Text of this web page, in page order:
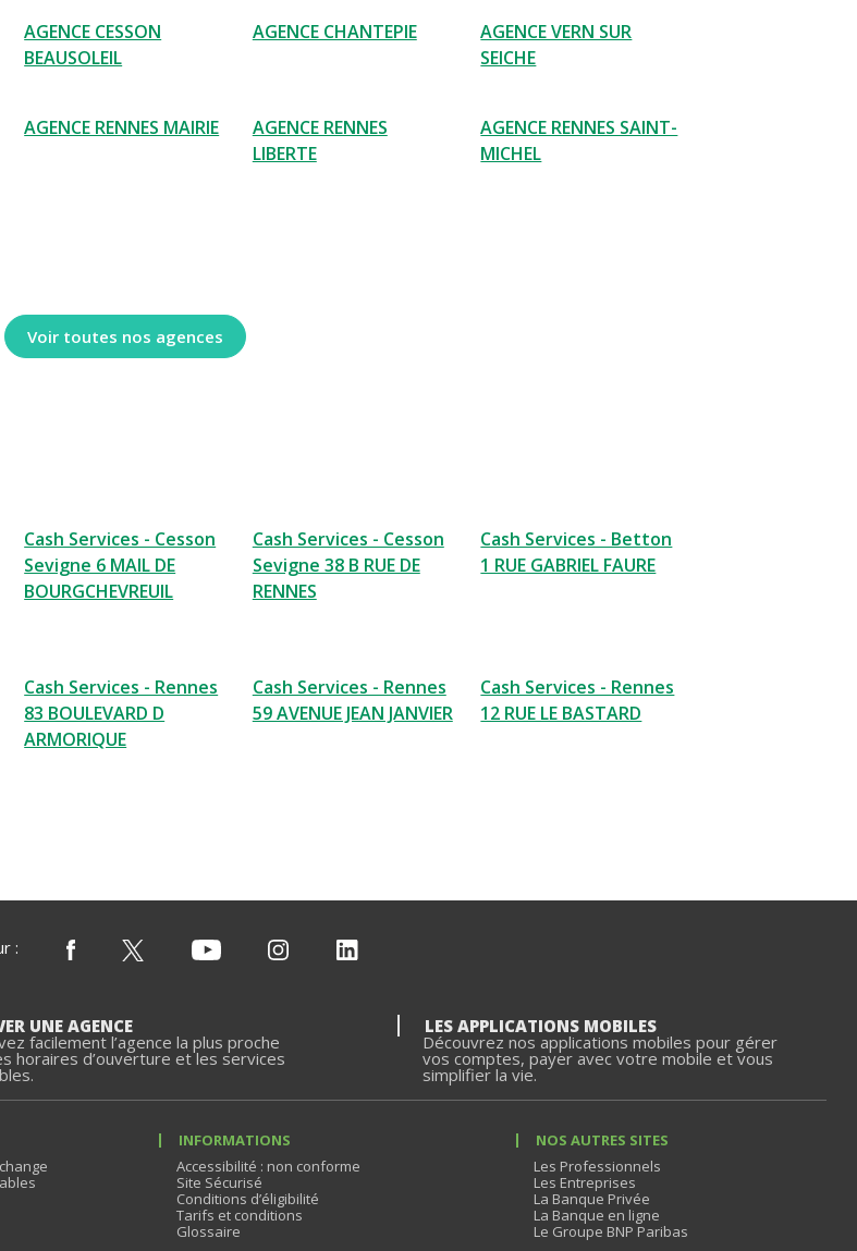
AGENCE CESSON
BEAUSOLEIL
AGENCE CHANTEPIE
AGENCE VERN SUR
SEICHE
AGENCE RENNES MAIRIE
AGENCE RENNES
LIBERTE
AGENCE RENNES SAINT-
MICHEL
Voir toutes nos agences
Cash Services - Cesson
Sevigne 6 MAIL DE
BOURGCHEVREUIL
Cash Services - Cesson
Sevigne 38 B RUE DE
RENNES
Cash Services - Betton
1 RUE GABRIEL FAURE
Cash Services - Rennes
83 BOULEVARD D
ARMORIQUE
Cash Services - Rennes
59 AVENUE JEAN JANVIER
Cash Services - Rennes
12 RUE LE BASTARD
:
UNE AGENCE
facilement l’agence la plus proche
horaires d’ouverture et les services
LES APPLICATIONS MOBILES
Découvrez nos applications mobiles pour gérer
vos comptes, payer avec votre mobile et vous
simplifier la vie.
INFORMATIONS
Accessibilité : non conforme
Site Sécurisé
Conditions d’éligibilité
Tarifs et conditions
Glossaire
NOS AUTRES SITES
Les Professionnels
Les Entreprises
La Banque Privée
La Banque en ligne
Le Groupe BNP Paribas